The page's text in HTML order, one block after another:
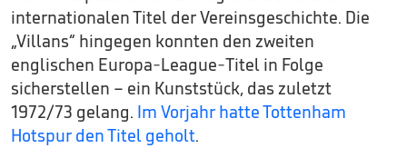
internationalen Titel der Vereinsgeschichte. Die
„Villans“ hingegen konnten den zweiten
englischen Europa-League-Titel in Folge
sicherstellen – ein Kunststück, das zuletzt
1972/73 gelang. Im Vorjahr hatte Tottenham
Hotspur den Titel geholt.